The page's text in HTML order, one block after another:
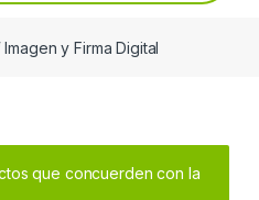
Imagen y Firma Digital
que concuerden con la